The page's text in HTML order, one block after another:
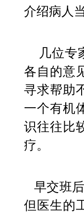
介绍病人
各自的意
寻求帮助
一个有机
识往往比
疗。
   早交班后要么是去手术室做手术，要么是去病房查房，
但医生的